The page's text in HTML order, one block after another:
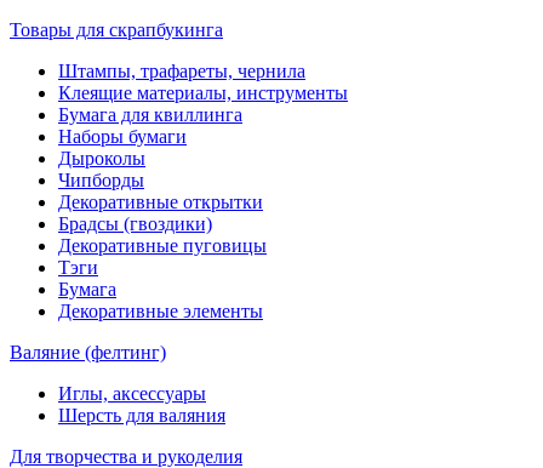
Товары для скрапбукинга
Штампы, трафареты, чернила
Клеящие материалы, инструменты
Бумага для квиллинга
Наборы бумаги
Дыроколы
Чипборды
Декоративные открытки
Брадсы (гвоздики)
Декоративные пуговицы
Тэги
Бумага
Декоративные элементы
Валяние (фелтинг)
Иглы, аксессуары
Шерсть для валяния
Для творчества и рукоделия